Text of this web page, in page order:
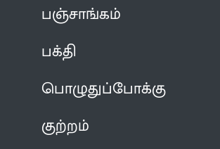
பஞ்சாங்கம்
பக்தி
பொழுதுப்போக்கு
குற்றம்